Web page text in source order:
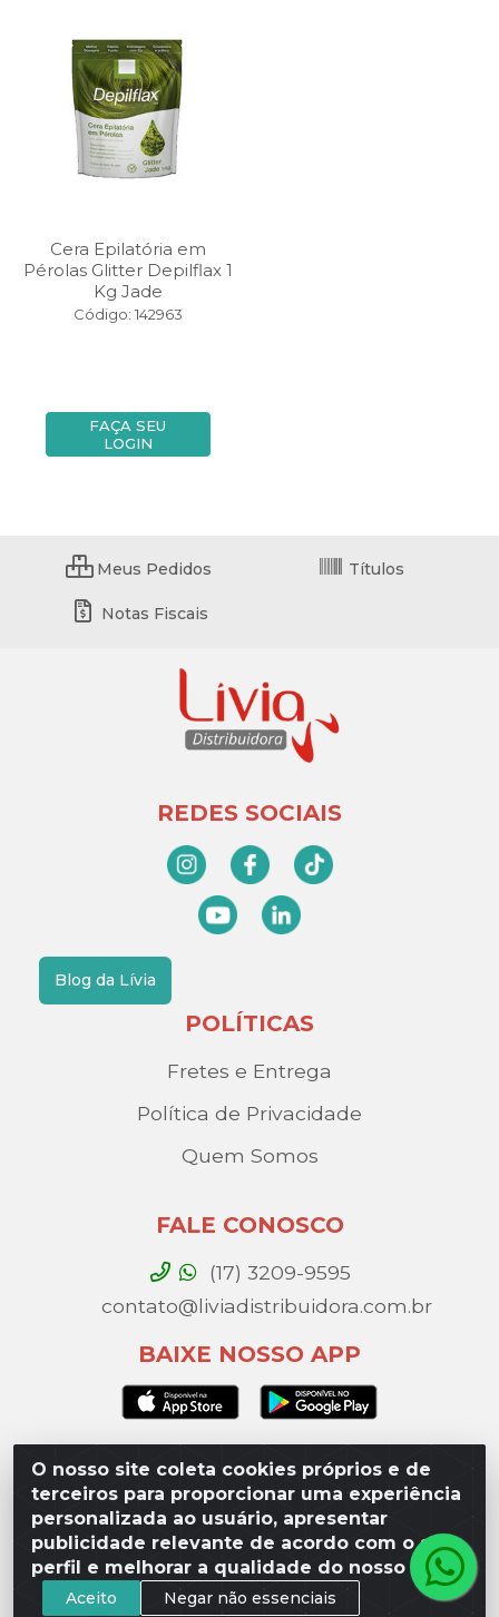
Cera Epilatória em
Pérolas Glitter Depilflax 1
Kg Jade
Código: 142963
FAÇA SEU
LOGIN
O nosso site coleta cookies próprios e de
terceiros para proporcionar uma experiência
personalizada ao usuário, apresentar
publicidade relevante de acordo com o seu
perfil e melhorar a qualidade do nosso site.
Aceito Negar não essenciais
Meus Pedidos Títulos
Notas Fiscais
REDES SOCIAIS
Blog da Lívia
POLÍTICAS
Fretes e Entrega
Política de Privacidade
Quem Somos
FALE CONOSCO
(17) 3209-9595
contato@liviadistribuidora.com.br
BAIXE NOSSO APP
Lívia Distribuidora - Av. Percy Gandini, 329 – Vila
Toninho, São José do Rio Preto / SP - CEP 15077-000 -
CNPJ 49.975.923/0003-10